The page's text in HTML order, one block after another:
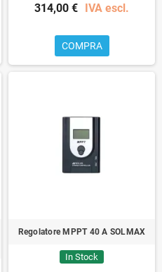
314,00 € IVA escl.
COMPRA
Regolatore MPPT 40 A SOLMAX
In Stock